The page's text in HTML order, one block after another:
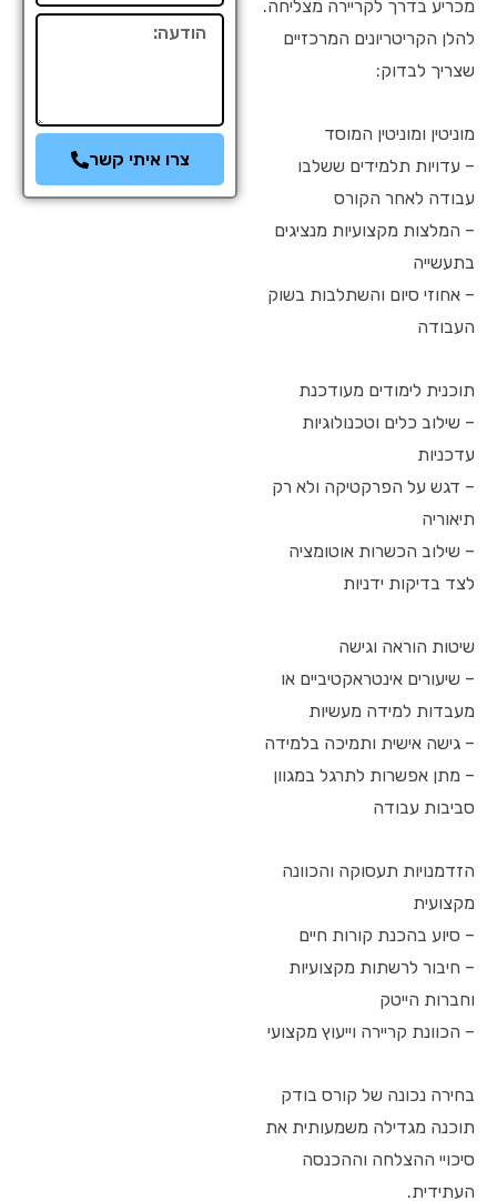
מכריע בדרך לקריירה מצליחה.
להלן הקריטריונים המרכזיים
שצריך לבדוק:
מוניטין ומוניטין המוסד
– עדויות תלמידים ששלבו
עבודה לאחר הקורס
– המלצות מקצועיות מנציגים
בתעשייה
– אחוזי סיום והשתלבות בשוק
העבודה
תוכנית לימודים מעודכנת
– שילוב כלים וטכנולוגיות
עדכניות
– דגש על הפרקטיקה ולא רק
תיאוריה
– שילוב הכשרות אוטומציה
לצד בדיקות ידניות
שיטות הוראה וגישה
– שיעורים אינטראקטיביים או
מעבדות למידה מעשיות
– גישה אישית ותמיכה בלמידה
– מתן אפשרות לתרגל במגוון
סביבות עבודה
הזדמנויות תעסוקה והכוונה
מקצועית
– סיוע בהכנת קורות חיים
– חיבור לרשתות מקצועיות
וחברות הייטק
– הכוונת קריירה וייעוץ מקצועי
בחירה נכונה של קורס בודק
תוכנה מגדילה משמעותית את
סיכויי ההצלחה וההכנסה
העתידית.
הודעה
צרו איתי קשר